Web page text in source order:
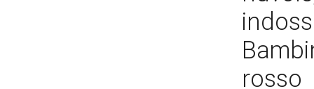
rosso